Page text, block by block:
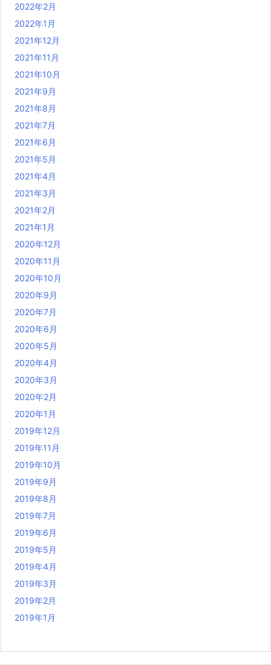
2022年2月
2022年1月
2021年12月
2021年11月
2021年10月
2021年9月
2021年8月
2021年7月
2021年6月
2021年5月
2021年4月
2021年3月
2021年2月
2021年1月
2020年12月
2020年11月
2020年10月
2020年9月
2020年7月
2020年6月
2020年5月
2020年4月
2020年3月
2020年2月
2020年1月
2019年12月
2019年11月
2019年10月
2019年9月
2019年8月
2019年7月
2019年6月
2019年5月
2019年4月
2019年3月
2019年2月
2019年1月